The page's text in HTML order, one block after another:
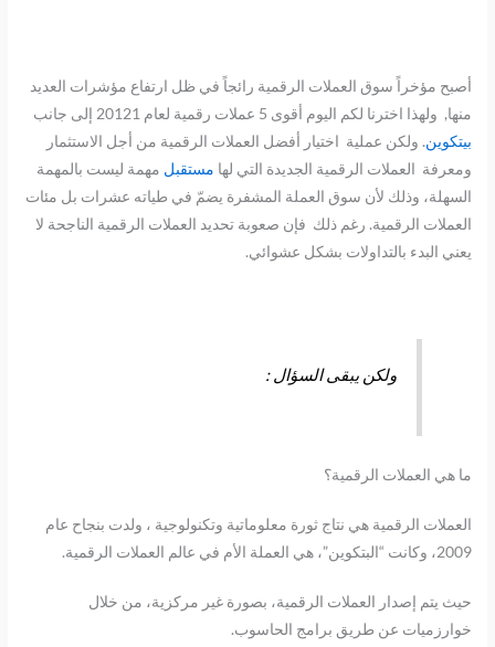
أصبح مؤخراً سوق العملات الرقمية رائجاً في ظل ارتفاع مؤشرات العديد
منها, ولهذا اخترنا لكم اليوم أقوى 5 عملات رقمية لعام 20121 إلى جانب
بيتكوين. ولكن عملية اختيار أفضل العملات الرقمية من أجل الاستثمار
ومعرفة العملات الرقمية الجديدة التي لها مستقبل مهمة ليست بالمهمة
السهلة، وذلك لأن سوق العملة المشفرة يضمّ في طياته عشرات بل مئات
العملات الرقمية. رغم ذلك فإن صعوبة تحديد العملات الرقمية الناجحة لا
يعني البدء بالتداولات بشكل عشوائي.
ولكن يبقى السؤال :
ما هي العملات الرقمية؟
العملات الرقمية هي نتاج ثورة معلوماتية وتكنولوجية ، ولدت بنجاح عام
2009، وكانت “البتكوين”، هي العملة الأم في عالم العملات الرقمية.
حيث يتم إصدار العملات الرقمية، بصورة غير مركزية، من خلال
خوارزميات عن طريق برامج الحاسوب.